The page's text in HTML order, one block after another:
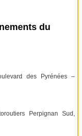
du
des Pyrénées –
Perpignan Sud,